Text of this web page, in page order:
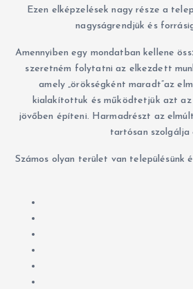
Ezen elképzelések nagy része a
nagyságrendjük és
Amennyiben egy mondatban kellene
szeretném folytatni az elkezdett
amely „örökségként maradt”az
kialakítottuk és működtetjük azt az
jövőben építeni. Harmadrészt az
tartósan
Számos olyan terület van településünk